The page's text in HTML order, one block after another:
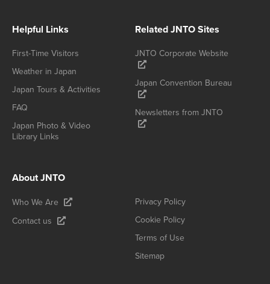
Helpful Links
First-Time Visitors
Weather in Japan
Japan Tours & Activities
FAQ
Japan Photo & Video
Library Links
Related JNTO Sites
JNTO Corporate Website
Japan Convention Bureau
Newsletters from JNTO
About JNTO
Who We Are
Contact us
Privacy Policy
Cookie Policy
Terms of Use
Sitemap